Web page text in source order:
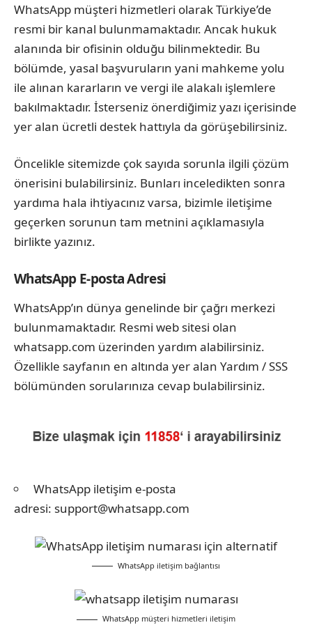
WhatsApp müşteri hizmetleri olarak Türkiye’de
resmi bir kanal bulunmamaktadır. Ancak hukuk
alanında bir ofisinin olduğu bilinmektedir. Bu
bölümde, yasal başvuruların yani mahkeme yolu
ile alınan kararların ve vergi ile alakalı işlemlere
bakılmaktadır. İsterseniz önerdiğimiz yazı içerisinde
yer alan ücretli destek hattıyla da görüşebilirsiniz.
Öncelikle sitemizde çok sayıda sorunla ilgili çözüm
önerisini bulabilirsiniz. Bunları inceledikten sonra
yardıma hala ihtiyacınız varsa, bizimle iletişime
geçerken sorunun tam metnini açıklamasıyla
birlikte yazınız.
WhatsApp E-posta Adresi
WhatsApp’ın dünya genelinde bir çağrı merkezi
bulunmamaktadır. Resmi web sitesi olan
whatsapp.com üzerinden yardım alabilirsiniz.
Özellikle sayfanın en altında yer alan Yardım / SSS
bölümünden sorularınıza cevap bulabilirsiniz.
WhatsApp iletişim e-posta
adresi: support@whatsapp.com
WhatsApp iletişim bağlantısı
WhatsApp müşteri hizmetleri iletişim